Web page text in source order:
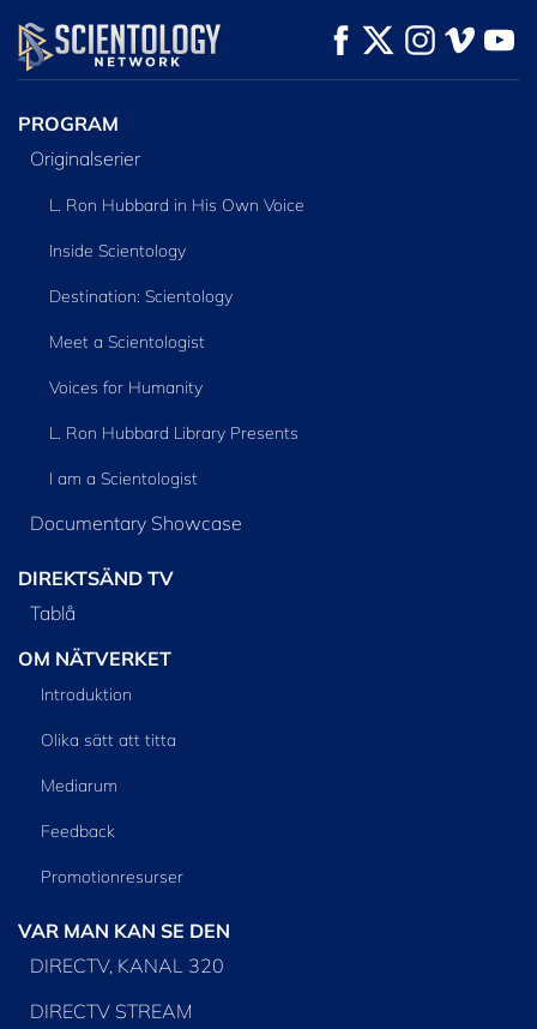
TITTA
UTFORSKA
SERIEN
PROGRAM
Originalserier
L. Ron Hubbard in His Own Voice
Inside Scientology
Destination: Scientology
Meet a Scientologist
Voices for Humanity
L. Ron Hubbard Library Presents
I am a Scientologist
Documentary Showcase
DIREKTSÄND TV
Tablå
OM NÄTVERKET
Introduktion
Olika sätt att titta
Mediarum
Feedback
Promotionresurser
VAR MAN KAN SE DEN
DIRECTV, KANAL 320
DIRECTV STREAM